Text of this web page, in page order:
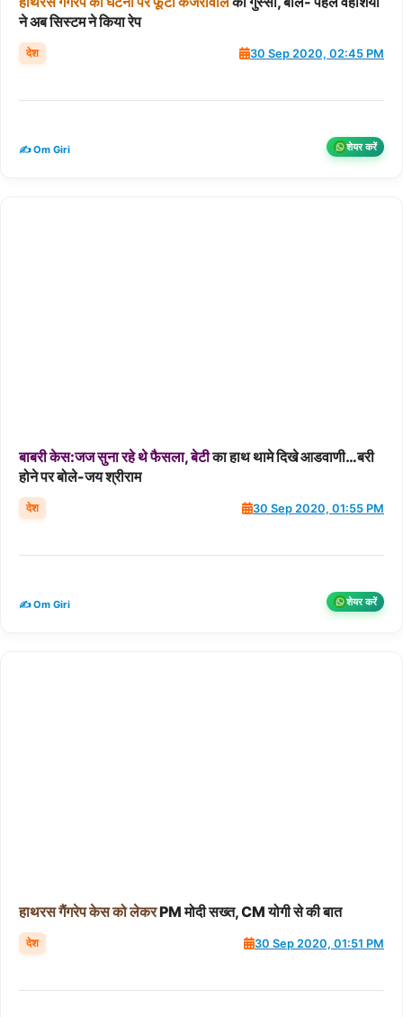
ने अब सिस्टम ने किया रेप
देश 30 Sep 2020, 02:45 PM
✍️ Om Giri शेयर करें
बाबरीकेस:जजसुनारहेथेफैसला,बेटीका हाथ थामे दिखे आडवाणी…बरी
होने पर बोले-जय श्रीराम
देश 30 Sep 2020, 01:55 PM
✍️ Om Giri शेयर करें
हाथरसगैंगरेपकेसकोलेकरPM मोदी सख्त, CM योगी से की बात
देश 30 Sep 2020, 01:51 PM